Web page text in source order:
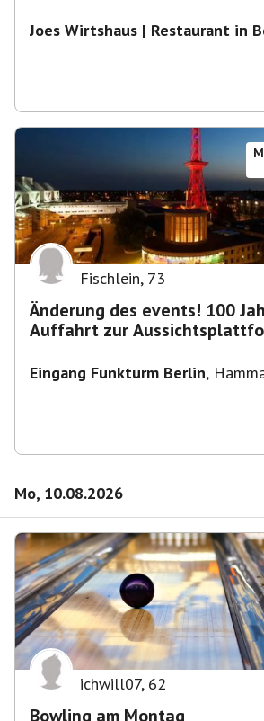
Joes Wirtshaus | Restaurant in
Fischlein, 73
Änderung des events! 100
Auffahrt zur
Eingang Funkturm Berlin,
Mo, 10.08.2026
ichwill07, 62
Bowling am Montag